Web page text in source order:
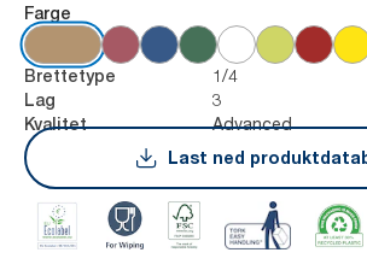
Farge
Brettetype 1/4
Lag 3
Kvalitet
Advanced
Last ned